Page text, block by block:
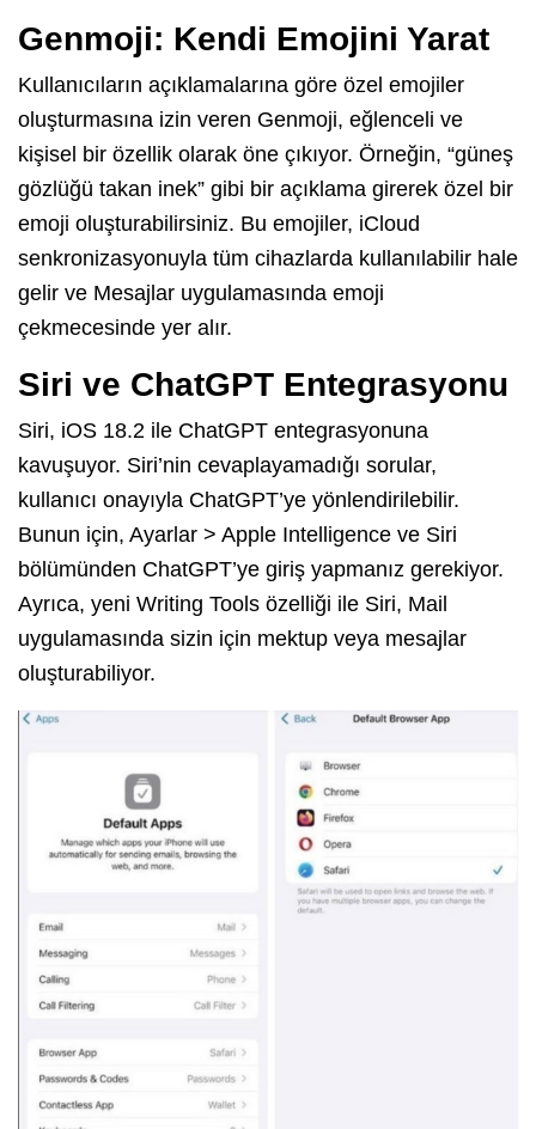
Genmoji: Kendi Emojini Yarat
Kullanıcıların açıklamalarına göre özel emojiler
oluşturmasına izin veren Genmoji, eğlenceli ve
kişisel bir özellik olarak öne çıkıyor. Örneğin, “güneş
gözlüğü takan inek” gibi bir açıklama girerek özel bir
emoji oluşturabilirsiniz. Bu emojiler, iCloud
senkronizasyonuyla tüm cihazlarda kullanılabilir hale
gelir ve Mesajlar uygulamasında emoji
çekmecesinde yer alır.
Siri ve ChatGPT Entegrasyonu
Siri, iOS 18.2 ile ChatGPT entegrasyonuna
kavuşuyor. Siri’nin cevaplayamadığı sorular,
kullanıcı onayıyla ChatGPT’ye yönlendirilebilir.
Bunun için, Ayarlar > Apple Intelligence ve Siri
bölümünden ChatGPT’ye giriş yapmanız gerekiyor.
Ayrıca, yeni Writing Tools özelliği ile Siri, Mail
uygulamasında sizin için mektup veya mesajlar
oluşturabiliyor.